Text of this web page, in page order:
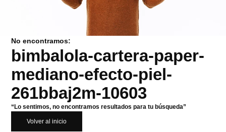
No encontramos:
bimbalola-cartera-paper-
mediano-efecto-piel-
261bbaj2m-10603
“Lo sentimos, no encontramos resultados para tu búsqueda”
Volver al inicio